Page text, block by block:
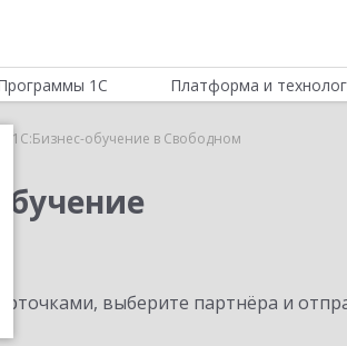
1С Платформа и
1С:Бизнес-обучение в Свободном
выберите партнёра и